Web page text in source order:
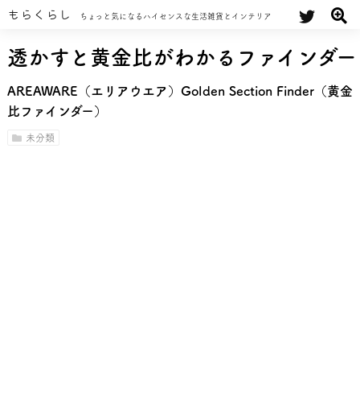
もらくらし ちょっと気になるハイセンスな生活雑貨とインテリア
透かすと黄金比がわかるファインダー
AREAWARE（エリアウエア）Golden Section Finder（黄金
比ファインダー）
未分類